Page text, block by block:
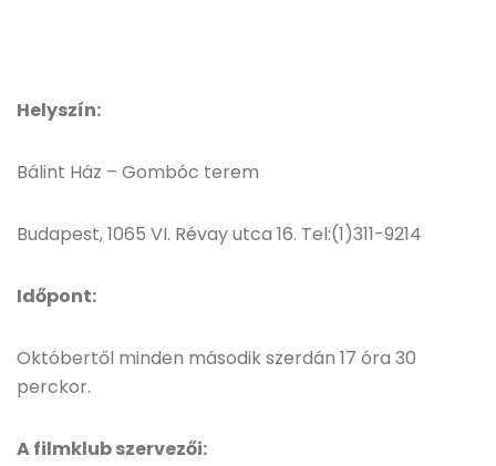
Helyszín:
Bálint Ház – Gombóc terem
Budapest, 1065 VI. Révay utca 16. Tel:(1)311-9214
Időpont:
Októbertől minden második szerdán 17 óra 30
perckor.
A filmklub szervezői: